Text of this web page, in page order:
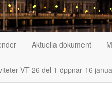
Aktuella dokument
VT 26 del 1 öppnar 16